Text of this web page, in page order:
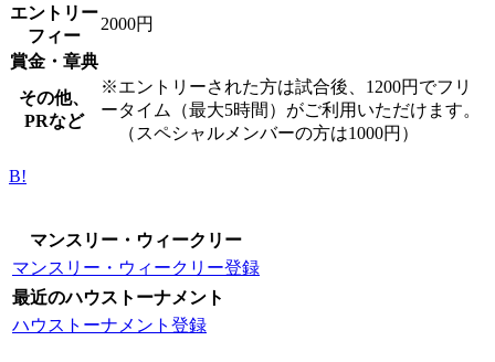
エントリー
フィー
2000円
賞金・章典
その他、
PRなど
※エントリーされた方は試合後、1200円でフリ
ータイム（最大5時間）がご利用いただけます。
（スペシャルメンバーの方は1000円）
B!
マンスリー・ウィークリー
マンスリー・ウィークリー登録
最近のハウストーナメント
ハウストーナメント登録